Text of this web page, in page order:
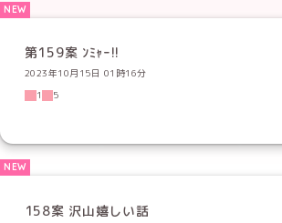
第159案 ﾝﾐｬｰ!!
2023年10月15日 01時16分
1
5
158案 沢山嬉しい話